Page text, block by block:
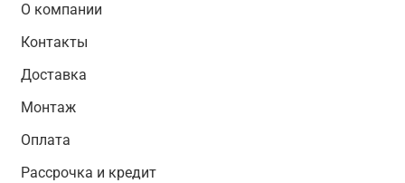
О компании
Контакты
Доставка
Монтаж
Оплата
Рассрочка и кредит